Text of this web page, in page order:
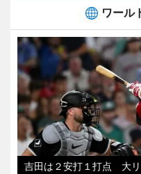
ワール
吉田は２安打１打点 大